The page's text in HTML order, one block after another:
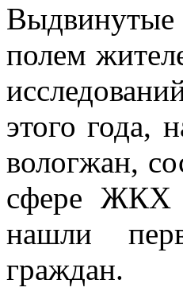
полем
этого года,
вологжан,
сфере ЖКХ
нашли
граждан.